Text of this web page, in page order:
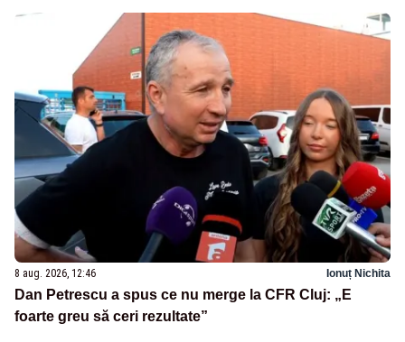
8 aug. 2026, 12:46 Ionuț Nichita
Dan Petrescu a spus ce nu merge la CFR Cluj: „E
foarte greu să ceri rezultate”